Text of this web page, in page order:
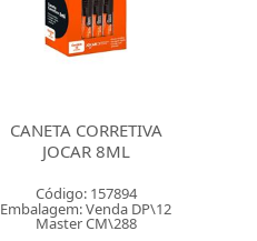
CANETA CORRETIVA
JOCAR 8ML
Código: 157894
Embalagem: Venda DP\12
Master CM\288